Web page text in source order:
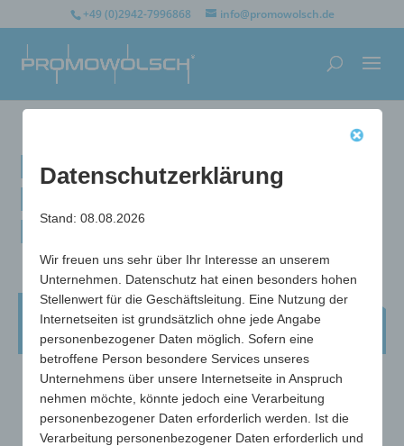
+49 (0)2942-7996868 info@promowolsch.de
Entlüfter &
Kronkorkenheber
Helping Hand
Entlüfter & Kronkorkenheber Helping
Hand
Datenschutzerklärung
Stand: 08.08.2026
Wir freuen uns sehr über Ihr Interesse an unserem
Unternehmen. Datenschutz hat einen besonders hohen
Stellenwert für die Geschäftsleitung. Eine Nutzung der
Internetseiten ist grundsätzlich ohne jede Angabe
personenbezogener Daten möglich. Sofern eine
betroffene Person besondere Services unseres
Unternehmens über unsere Internetseite in Anspruch
nehmen möchte, könnte jedoch eine Verarbeitung
personenbezogener Daten erforderlich werden. Ist die
Verarbeitung personenbezogener Daten erforderlich und